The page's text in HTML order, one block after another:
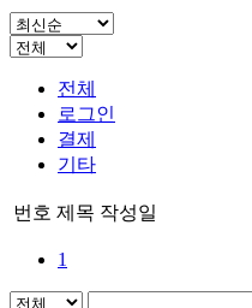
전체
로그인
결제
기타
번호 제목 작성일
1